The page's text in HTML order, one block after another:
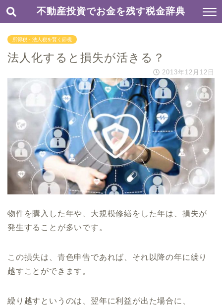
不動産投資でお金を残す税金辞典
所得税・法人税を賢く節税
法人化すると損失が活きる？
2013年12月12日
物件を購入した年や、大規模修繕をした年は、 損失が
発生することが多いです。
この損失は、青色申告であれば、 それ以降の年に繰り
越すことができます。
繰り越すというのは、翌年に利益が出た場合に、